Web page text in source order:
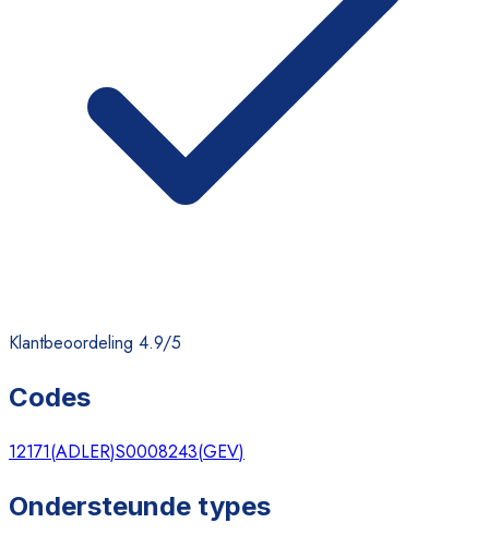
Klantbeoordeling 4.9/5
Codes
12171(ADLER)S0008243(GEV)
Ondersteunde types